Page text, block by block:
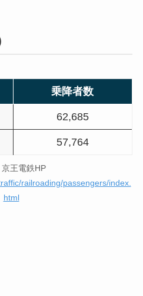
乗降者数
62,685
57,764
京王電鉄HP
railroading/passengers/index.
html